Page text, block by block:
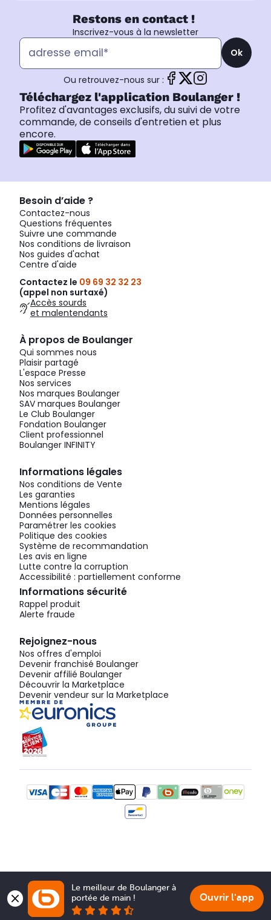
Restons en contact !
Inscrivez-vous à la newsletter
Ok
Ou retrouvez-nous sur :
Téléchargez l'application Boulanger !
Profitez d'avantages exclusifs, du suivi de votre
commande, de conseils d'entretien et plus
encore.
Besoin d’aide ?
Contactez-nous
Questions fréquentes
Suivre une commande
Nos conditions de livraison
Nos guides d'achat
Centre d'aide
Contactez le 09 69 32 32 23
(appel non surtaxé)
Accès sourds
et malentendants
À propos de Boulanger
Qui sommes nous
Plaisir partagé
L'espace Presse
Nos services
Nos marques Boulanger
SAV marques Boulanger
Le Club Boulanger
Fondation Boulanger
Client professionnel
Boulanger INFINITY
Informations légales
Nos conditions de Vente
Les garanties
Mentions légales
Données personnelles
Paramétrer les cookies
Politique des cookies
Système de recommandation
Les avis en ligne
Lutte contre la corruption
Accessibilité : partiellement conforme
Informations sécurité
Rappel produit
Alerte fraude
Rejoignez-nous
Nos offres d'emploi
Devenir franchisé Boulanger
Devenir affilié Boulanger
Découvrir la Marketplace
Devenir vendeur sur la Marketplace
Le meilleur de Boulanger à
portée de main !
Ouvrir l'app